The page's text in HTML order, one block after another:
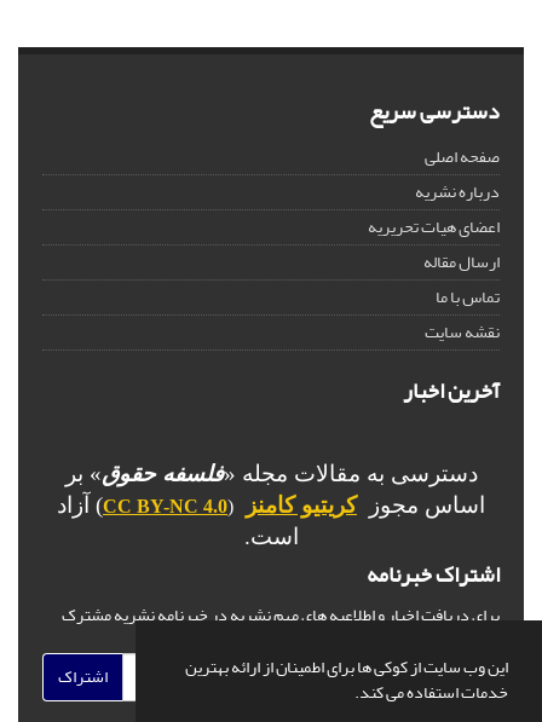
این وب سایت از کوکی ها برای اطمینان از ارائه بهترین
خدمات استفاده می کند.
دسترسی سریع
صفحه اصلی
درباره نشریه
اعضای هیات تحریریه
ارسال مقاله
تماس با ما
نقشه سایت
آخرین اخبار
دسترسی به مقالات مجله «فلسفه حقوق» بر
اساس مجوزکریتیو کامنز (
CC BY-NC 4.0) آزاد
است.
اشتراک خبرنامه
برای دریافت اخبار و اطلاعیه های مهم نشریه در خبرنامه نشریه مشترک
اشتراک